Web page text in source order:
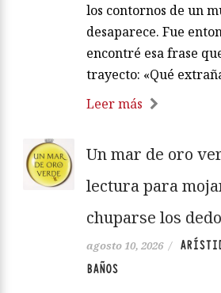
los contornos de un
desaparece. Fue
encontré esa frase
trayecto: «Qué
Leer más
Un mar de oro
lectura para
chuparse los
agosto 10, 2026 /
BAÑOS